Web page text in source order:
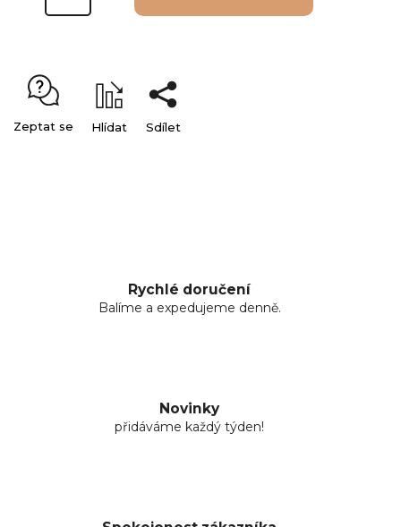
Zeptat se Hlídat Sdílet
Rychlé doručení
Balíme a expedujeme denně.
Novinky
přidáváme každý týden!